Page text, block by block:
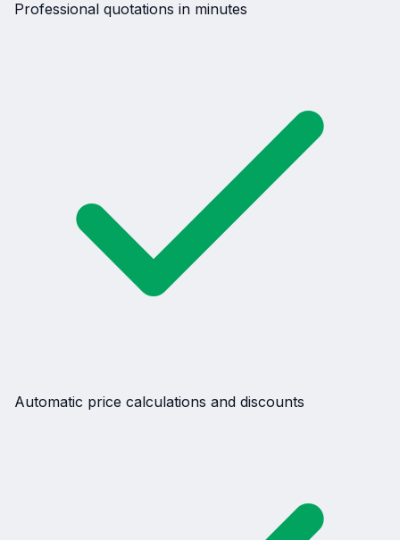
Professional quotations in minutes
Automatic price calculations and discounts